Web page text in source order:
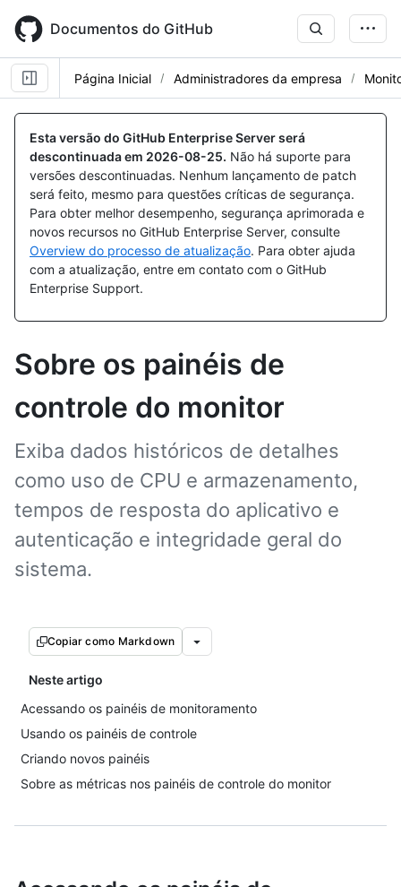
main
content
Documentos do GitHub
Página Inicial Administradores da empresa
Esta versão do GitHub Enterprise Server será
descontinuada em 2026-08-25. Não há suporte para
versões descontinuadas. Nenhum lançamento de patch
será feito, mesmo para questões críticas de segurança.
Para obter melhor desempenho, segurança aprimorada e
novos recursos no GitHub Enterprise Server, consulte
Overview do processo de atualização. Para obter ajuda
com a atualização, entre em contato com o GitHub
Enterprise Support.
Sobre os painéis de
controle do monitor
Exiba dados históricos de detalhes
como uso de CPU e armazenamento,
tempos de resposta do aplicativo e
autenticação e integridade geral do
sistema.
Copiar como Markdown
Neste artigo
Acessando os painéis de monitoramento
Usando os painéis de controle
Criando novos painéis
Sobre as métricas nos painéis de controle do monitor